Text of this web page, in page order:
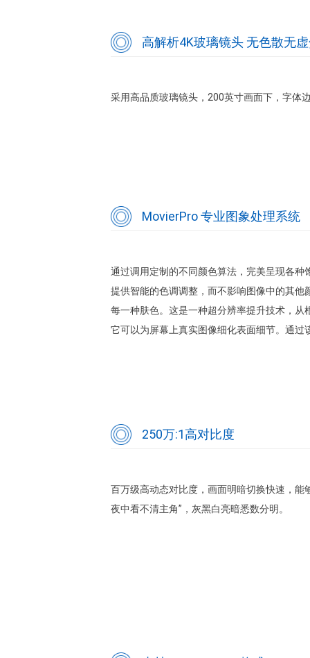
高解析4K玻璃镜头 无色散无
采用高品质玻璃镜头，200英寸画面下，字体
MovierPro 专业图象处理系统
通过调用定制的不同颜色算法，完美呈现各
提供智能的色调调整，而不影响图像中的其
每一种肤色。这是一种超分辨率提升技术，
它可以为屏幕上真实图像细化表面细节。通
250万:1高对比度
百万级高动态对比度，画面明暗切换快速，能
夜中看不清主角”，灰黑白亮暗悉数分明。